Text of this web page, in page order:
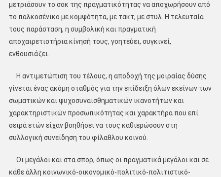
μετριάσουν το σοκ της πραγματικότητας να αποχωρήσουν από
το παλκοσένικο με κομψότητα, με τακτ, με στυλ. Η τελευταία
τους παράσταση, η συμβολική και πραγματική
αποχαιρετιστήρια κίνησή τους, γοητεύει, συγκινεί,
ενθουσιάζει.
Η αντιμετώπιση του τέλους, η αποδοχή της μοιραίας δύσης
γίνεται ένας ακόμη σταθμός για την επίδειξη όλων εκείνων των
σωματικών και ψυχοσυναισθηματικών ικανοτήτων και
χαρακτηριστικών προσωπικότητας και χαρακτήρα που επί
σειρά ετών είχαν βοηθήσει να τους καθιερώσουν στη
συλλογική συνείδηση του φίλαθλου κοινού.
Οι μεγάλοι και στα σπορ, όπως οι πραγματικά μεγάλοι και σε
κάθε άλλη κοινωνικό-οικονομικό-πολιτικό-πολιτιστικό-